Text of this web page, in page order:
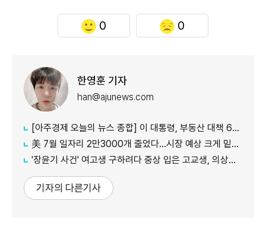
0 0
한영훈 기자
han@ajunews.com
[아주경제 오늘의 뉴스 종합] 이 대통령, 부동산 대책 6시간 점검…"기존 방식 벗어나 과감히 실행" 外
美 7월 일자리 2만3000개 줄었다…시장 예상 크게 밑돈 '고용 쇼크'
'장윤기 사건' 여고생 구하려다 중상 입은 고교생, 의상자 인정
기자의 다른기사